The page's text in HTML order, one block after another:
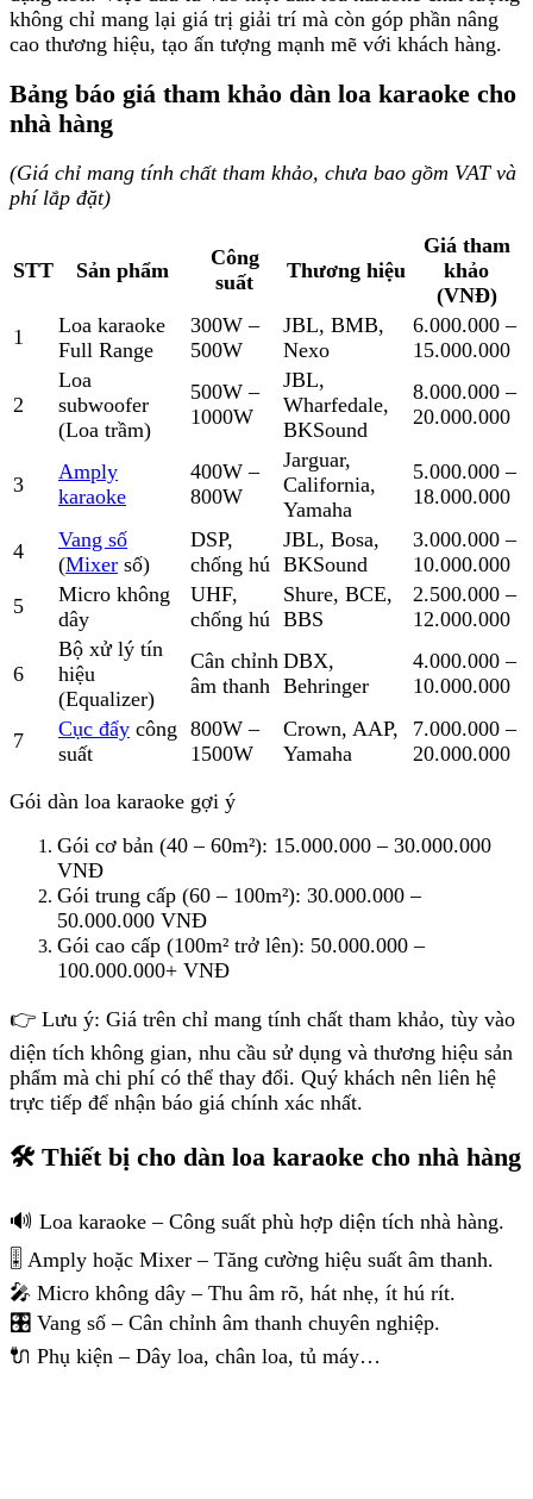
không chỉ mang lại giá trị giải trí mà còn góp phần nâng
cao thương hiệu, tạo ấn tượng mạnh mẽ với khách hàng.
Bảng báo giá tham khảo dàn loa karaoke cho
nhà hàng
(Giá chỉ mang tính chất tham khảo, chưa bao gồm VAT và
phí lắp đặt)
STT Sản phẩm
Công
suất
Thương hiệu
Giá tham
khảo
(VNĐ)
1
Loa karaoke
Full Range
300W –
500W
JBL, BMB,
Nexo
6.000.000 –
15.000.000
2
Loa
subwoofer
(Loa trầm)
500W –
1000W
JBL,
Wharfedale,
BKSound
8.000.000 –
20.000.000
3
Amply
karaoke
400W –
800W
Jarguar,
California,
Yamaha
5.000.000 –
18.000.000
4
Vang số
(Mixer số)
DSP,
chống hú
JBL, Bosa,
BKSound
3.000.000 –
10.000.000
5
Micro không
dây
UHF,
chống hú
Shure, BCE,
BBS
2.500.000 –
12.000.000
6
Bộ xử lý tín
hiệu
(Equalizer)
Cân chỉnh
âm thanh
DBX,
Behringer
4.000.000 –
10.000.000
7 Cục đẩy công
suất
800W –
1500W
Crown, AAP,
Yamaha
7.000.000 –
20.000.000
Gói dàn loa karaoke gợi ý
Gói cơ bản (40 – 60m²): 15.000.000 – 30.000.000
VNĐ
Gói trung cấp (60 – 100m²): 30.000.000 –
50.000.000 VNĐ
Gói cao cấp (100m² trở lên): 50.000.000 –
100.000.000+ VNĐ
👉 Lưu ý: Giá trên chỉ mang tính chất tham khảo, tùy vào
diện tích không gian, nhu cầu sử dụng và thương hiệu sản
phẩm mà chi phí có thể thay đổi. Quý khách nên liên hệ
trực tiếp để nhận báo giá chính xác nhất.
🛠 Thiết bị cho dàn loa karaoke cho nhà hàng
🔊 Loa karaoke – Công suất phù hợp diện tích nhà hàng.
🎚 Amply hoặc Mixer – Tăng cường hiệu suất âm thanh.
🎤 Micro không dây – Thu âm rõ, hát nhẹ, ít hú rít.
🎛 Vang số – Cân chỉnh âm thanh chuyên nghiệp.
🔌 Phụ kiện – Dây loa, chân loa, tủ máy…